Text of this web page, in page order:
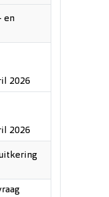
en
2026
2026